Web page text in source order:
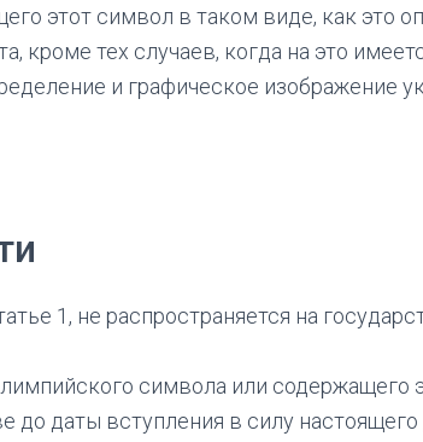
этот символ в таком виде, как это
кроме тех случаев, когда на это
и графическое изображение
1, не распространяется на
символа или содержащего
до даты вступления в силу